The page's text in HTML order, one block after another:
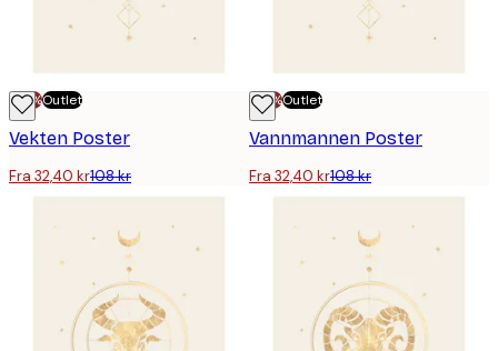
-70%Outlet
Vekten Poster
Fra 32,40 kr108 kr
-70%Outlet
Vannmannen Poster
Fra 32,40 kr108 kr